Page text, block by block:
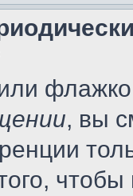
, вы
чтобы